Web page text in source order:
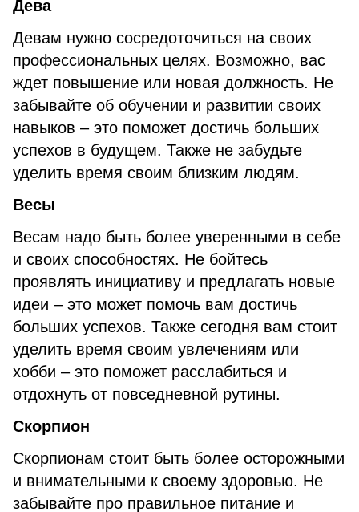
Дева
Девам нужно сосредоточиться на своих
профессиональных целях. Возможно, вас
ждет повышение или новая должность. Не
забывайте об обучении и развитии своих
навыков – это поможет достичь больших
успехов в будущем. Также не забудьте
уделить время своим близким людям.
Весы
Весам надо быть более уверенными в себе
и своих способностях. Не бойтесь
проявлять инициативу и предлагать новые
идеи – это может помочь вам достичь
больших успехов. Также сегодня вам стоит
уделить время своим увлечениям или
хобби – это поможет расслабиться и
отдохнуть от повседневной рутины.
Скорпион
Скорпионам стоит быть более осторожными
и внимательными к своему здоровью. Не
забывайте про правильное питание и